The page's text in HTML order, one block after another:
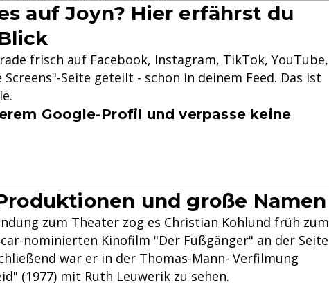
auf Joyn? Hier erfährst du
frisch auf Facebook, Instagram, TikTok, YouTube,
Seite geteilt - schon in deinem Feed. Das ist
Google-Profil und verpasse keine
und große Namen
zum Theater zog es Christian Kohlund früh zum
nominierten Kinofilm "Der Fußgänger" an der Seite
war er in der Thomas-Mann- Verfilmung
(1977) mit Ruth Leuwerik zu sehen.